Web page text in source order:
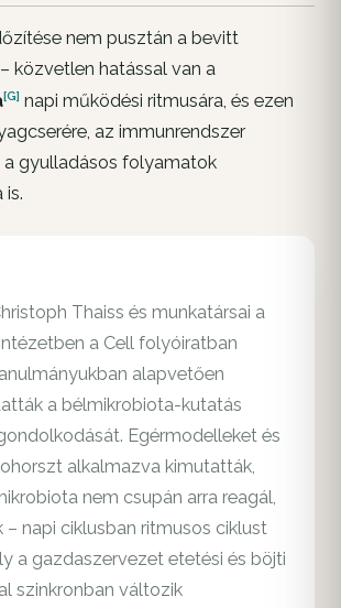
nem pusztán a bevitt
közvetlen hatással van a
[G] napi működési ritmusára, és ezen
az immunrendszer
a gyulladásos folyamatok
is.
Thaiss és munkatársai a
a Cell folyóiratban
alapvetően
a bélmikrobiota-kutatás
Egérmodelleket és
alkalmazva kimutatták,
nem csupán arra reagál,
– napi ciklusban ritmusos ciklust
a gazdaszervezet etetési és böjti
szinkronban változik